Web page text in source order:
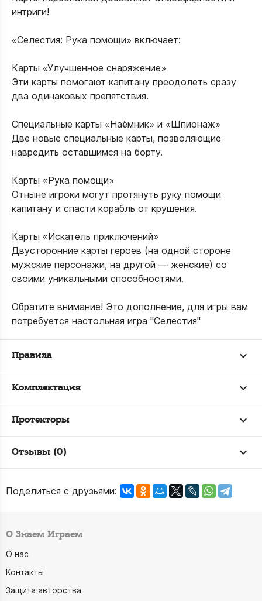
интриги!
«Селестия: Рука помощи» включает:
Карты «Улучшенное снаряжение»
Эти карты помогают капитану преодолеть сразу
два одинаковых препятствия.
Специальные карты «Наёмник» и «Шпионаж»
Две новые специальные карты, позволяющие
навредить оставшимся на борту.
Карты «Рука помощи»
Отныне игроки могут протянуть руку помощи
капитану и спасти корабль от крушения.
Карты «Искатель приключений»
Двусторонние карты героев (на одной стороне
мужские персонажи, на другой — женские) со
своими уникальными способностями.
Обратите внимание! Это дополнение, для игры вам
потребуется настольная игра "Селестия"
Правила
Комплектация
Протекторы
Отзывы (0)
Поделиться с друзьями:
О Знаем Играем
О нас
Контакты
Защита авторства